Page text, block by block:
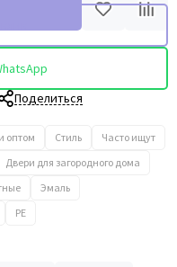
Поделиться
оптом Стиль
Часто ищут
Двери для загородного дома
Эмаль
PE